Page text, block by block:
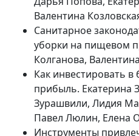
Валентина
Санитарное
уборки на пищевом
Колганова,
Как инвестировать в
прибыль. Екатерина
Зурашвили, Лидия
Павел Люлин, Елена
Инструменты